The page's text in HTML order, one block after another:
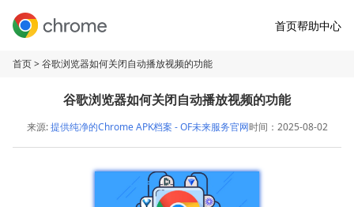
首页帮助中心
首页> 谷歌浏览器如何关闭自动播放视频的功能
谷歌浏览器如何关闭自动播放视频的功能
来源:提供纯净的Chrome APK档案 - OF未来服务官网时间：2025-08-02